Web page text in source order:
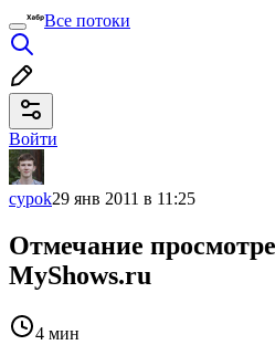
Все потоки
Войти
cypok29 янв 2011 в 11:25
Отмечание
MyShows.ru
4 мин